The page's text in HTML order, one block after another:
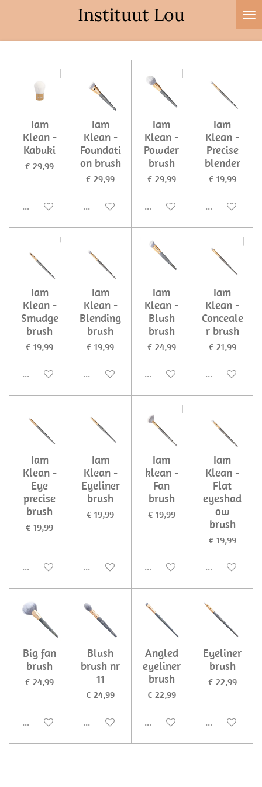
de
hoofdinhoud
Instituut Lou
Iam
Klean -
Kabuki
€ 29,99
Uitgeschakeld
Iam
Klean -
Foundati
on brush
€ 29,99
Uitgeschakeld
Iam
Klean -
Powder
brush
€ 29,99
Uitgeschakeld
Iam
Klean -
Precise
blender
€ 19,99
Iam
Klean -
Smudge
brush
€ 19,99
Uitgeschakeld
Iam
Klean -
Blending
brush
€ 19,99
Uitgeschakeld
Iam
Klean -
Blush
brush
€ 24,99
Uitgeschakeld
Iam
Klean -
Conceale
r brush
€ 21,99
Iam
Klean -
Eye
precise
brush
€ 19,99
Uitgeschakeld
Iam
Klean -
Eyeliner
brush
€ 19,99
Uitgeschakeld
Iam
klean -
Fan
brush
€ 19,99
Uitgeschakeld
Iam
Klean -
Flat
eyeshad
ow
brush
€ 19,99
Big fan
brush
€ 24,99
Uitgeschakeld
Blush
brush nr
11
€ 24,99
Uitgeschakeld
Angled
eyeliner
brush
€ 22,99
Uitgeschakeld
Eyeliner
brush
€ 22,99